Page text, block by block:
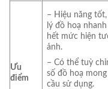
Ưu
điểm
– Hiệu năng
lý đồ hoạ
hết mức hiện
ảnh.
– Có thể tuỳ
số đồ hoạ
cầu sử dụng.